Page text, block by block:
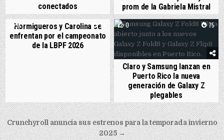
conectados
prom de la Gabriela Mistral
0 74
Hormigueros y Carolina se
enfrentan por el campeonato
de la LBPF 2026
0 75
Claro y Samsung lanzan en
Puerto Rico la nueva
generación de Galaxy Z
plegables
Post navigation
Crunchyroll anuncia sus estrenos para la temporada invierno
2025 →